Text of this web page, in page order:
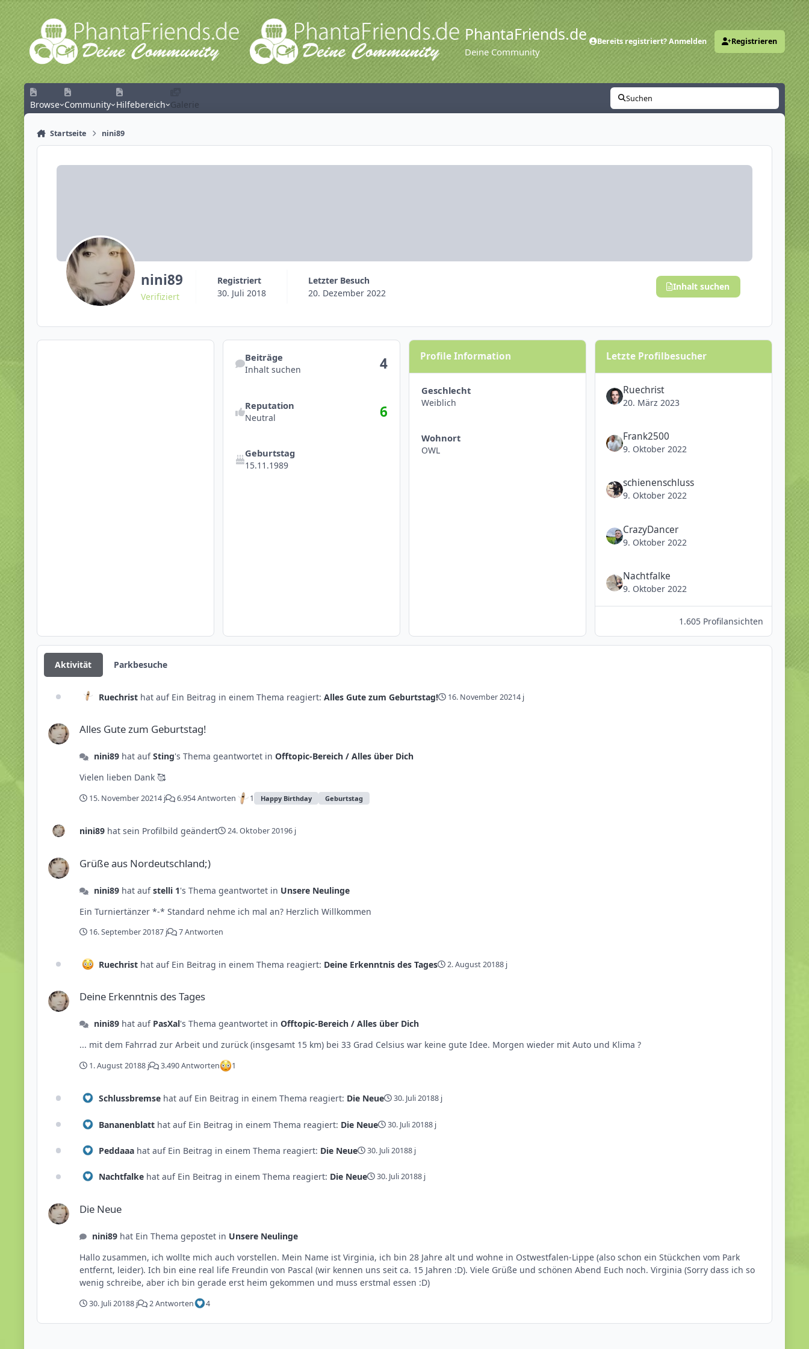
Zum Inhalt springen
PhantaFriends.de
Deine Community
Bereits registriert? Anmelden Registrieren
Browse Community Hilfebereich Galerie
Suchen
Startseite nini89
nini89
Verifiziert
Registriert
30. Juli 2018
Letzter Besuch
20. Dezember 2022
Inhalt suchen
Inhalt suchen
Beiträge
Inhalt suchen 4
Reputation
Neutral 6
Geburtstag
15.11.1989
Profile Information
Geschlecht
Weiblich
Wohnort
OWL
Letzte Profilbesucher
Ruechrist
20. März 2023
Frank2500
9. Oktober 2022
schienenschluss
9. Oktober 2022
CrazyDancer
9. Oktober 2022
Nachtfalke
9. Oktober 2022
1.605 Profilansichten
Aktivität Parkbesuche
Ruechrist hat auf Ein Beitrag in einem Thema reagiert: Alles Gute zum Geburtstag! 16. November 20214 j
Alles Gute zum Geburtstag!
nini89hat aufSting's Thema geantwortet in Offtopic-Bereich / Alles über Dich
Vielen lieben Dank 🥰
15. November 20214 j 6.954 Antworten 1 Happy Birthday Geburtstag
nini89 hat sein Profilbild geändert 24. Oktober 20196 j
Grüße aus Nordeutschland;)
nini89hat aufstelli 1's Thema geantwortet in Unsere Neulinge
Ein Turniertänzer *-* Standard nehme ich mal an? Herzlich Willkommen
16. September 20187 j 7 Antworten
Ruechrist hat auf Ein Beitrag in einem Thema reagiert: Deine Erkenntnis des Tages 2. August 20188 j
Deine Erkenntnis des Tages
nini89hat auf PasXal's Thema geantwortet in Offtopic-Bereich / Alles über Dich
... mit dem Fahrrad zur Arbeit und zurück (insgesamt 15 km) bei 33 Grad Celsius war keine gute Idee. Morgen wieder mit Auto und Klima ?
1. August 20188 j 3.490 Antworten 1
Schlussbremse hat auf Ein Beitrag in einem Thema reagiert: Die Neue 30. Juli 20188 j
Bananenblatt hat auf Ein Beitrag in einem Thema reagiert: Die Neue 30. Juli 20188 j
Peddaaa hat auf Ein Beitrag in einem Thema reagiert: Die Neue 30. Juli 20188 j
Nachtfalke hat auf Ein Beitrag in einem Thema reagiert: Die Neue 30. Juli 20188 j
Die Neue
nini89hat Ein Thema gepostet in Unsere Neulinge
Hallo zusammen, ich wollte mich auch vorstellen. Mein Name ist Virginia, ich bin 28 Jahre alt und wohne in Ostwestfalen-Lippe (also schon ein Stückchen vom Park
entfernt, leider). Ich bin eine real life Freundin von Pascal (wir kennen uns seit ca. 15 Jahren :D). Viele Grüße und schönen Abend Euch noch. Virginia (Sorry dass ich so
wenig schreibe, aber ich bin gerade erst heim gekommen und muss erstmal essen :D)
30. Juli 20188 j 2 Antworten 4